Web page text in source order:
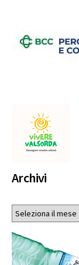
Archivi
Archivi